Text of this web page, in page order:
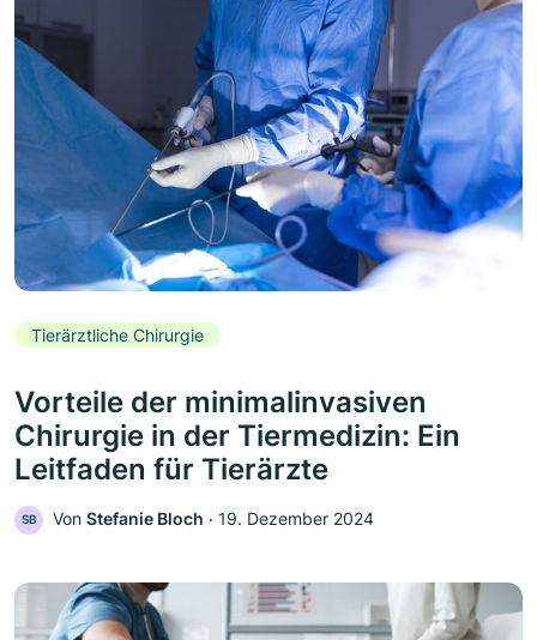
Tierärztliche Chirurgie
Vorteile der minimalinvasiven
Chirurgie in der Tiermedizin: Ein
Leitfaden für Tierärzte
SB Von Stefanie Bloch ‧ 19. Dezember 2024